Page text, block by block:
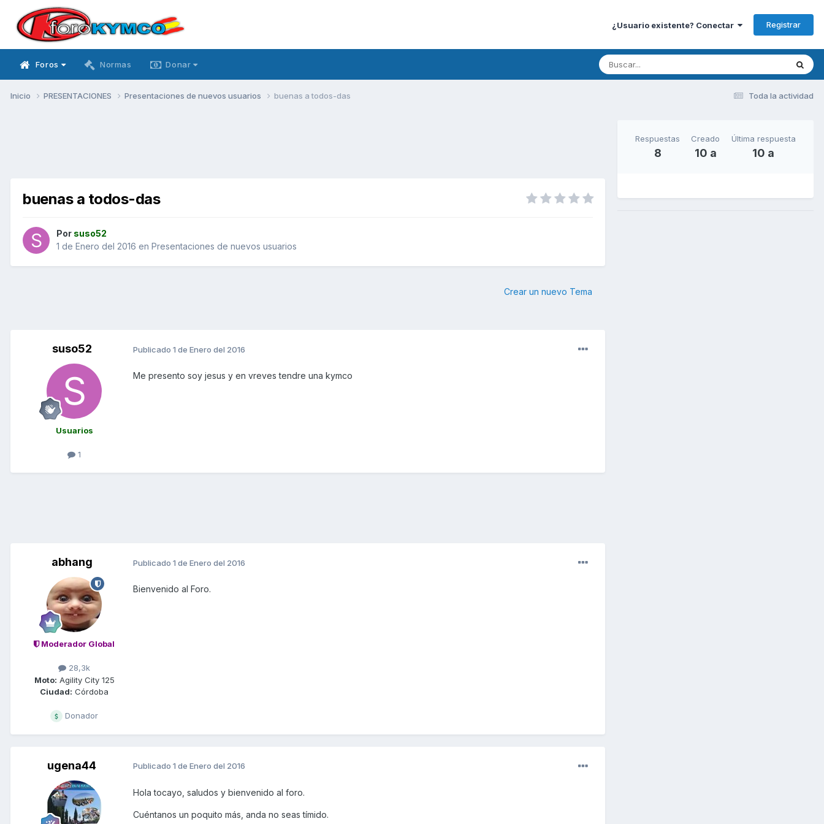
¿Usuario existente? Conectar Registrar
Foros Normas Donar
Toda la actividad
Inicio PRESENTACIONES Presentaciones de nuevos usuarios buenas a todos-das
buenas a todos-das
Por suso52
1 de Enero del 2016 en Presentaciones de nuevos usuarios
Crear un nuevo Tema
suso52
Usuarios
1
Publicado 1 de Enero del 2016
Me presento soy jesus y en vreves tendre una kymco
abhang
Moderador Global
28,3k
Moto: Agility City 125
Ciudad: Córdoba
Donador
Publicado 1 de Enero del 2016
Bienvenido al Foro.
ugena44 Publicado 1 de Enero del 2016
Hola tocayo, saludos y bienvenido al foro.
Cuéntanos un poquito más, anda no seas tímido.
Respuestas
8
Creado
10 a
Última respuesta
10 a